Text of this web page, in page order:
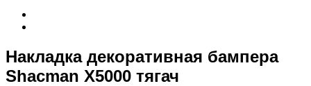
Накладка декоративная бампера
Shacman Х5000 тягач